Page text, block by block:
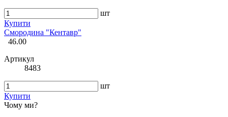
шт
Купити
Смородина "Кентавр"
46.00
Артикул
8483
шт
Купити
Чому ми?